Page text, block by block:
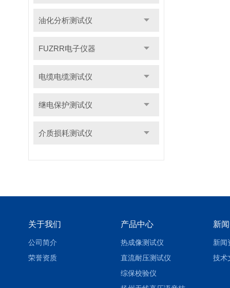
油化分析测试仪
FUZRR电子仪器
电缆电缆测试仪
继电保护测试仪
介质损耗测试仪
关于我们
公司简介
荣誉资质
产品中心
热成像测试仪
直流耐压测试仪
综保校验仪
新
新闻
技术